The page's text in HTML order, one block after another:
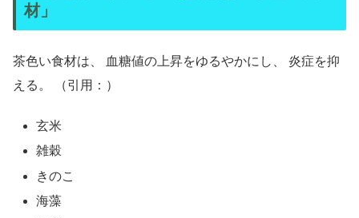
材」
茶色い食材は、 血糖値の上昇をゆるやかにし、 炎症を抑
える。 （引用：）
玄米
雑穀
きのこ
海藻